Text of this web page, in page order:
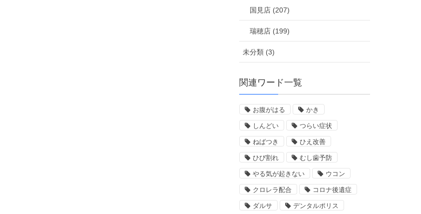
国見店 (207)
瑞穂店 (199)
未分類 (3)
関連ワード一覧
お腹がはる かき
しんどい つらい症状
ねばつき ひえ改善
ひび割れ むし歯予防
やる気が起きない ウコン
クロレラ配合 コロナ後遺症
ダルサ デンタルポリス